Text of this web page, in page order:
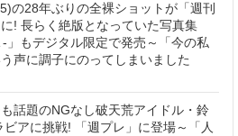
の28年ぶりの全裸ショットが「週刊
! 長らく絶版となっていた写真集
-」もデジタル限定で発売～「今の私
声に調子にのってしまいました
話題のNGなし破天荒アイドル・鈴
アに挑戦! 「週プレ」に登場～「人